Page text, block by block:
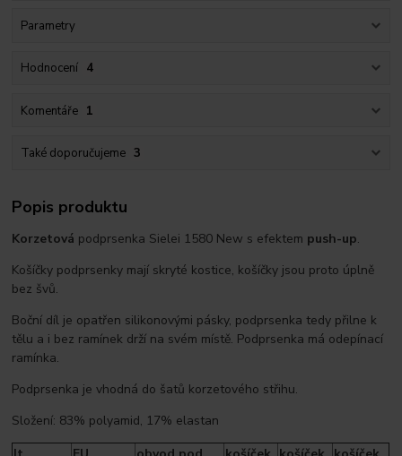
Parametry
Hodnocení 4
Komentáře 1
Také doporučujeme 3
Popis produktu
Korzetová podprsenka Sielei 1580 New s efektem push-up.
Košíčky podprsenky mají skryté kostice, košíčky jsou proto úplně
bez švů.
Boční díl je opatřen silikonovými pásky, podprsenka tedy přilne k
tělu a i bez ramínek drží na svém místě. Podprsenka má odepínací
ramínka.
Podprsenka je vhodná do šatů korzetového střihu.
Složení: 83% polyamid, 17% elastan